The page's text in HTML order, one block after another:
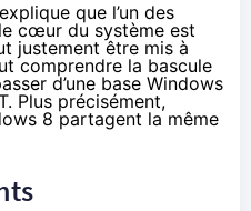
que l’un des
cœur du système est
justement être mis à
comprendre la bascule
d’une base Windows
Plus précisément,
8 partagent la même